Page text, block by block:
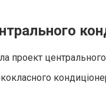
проект